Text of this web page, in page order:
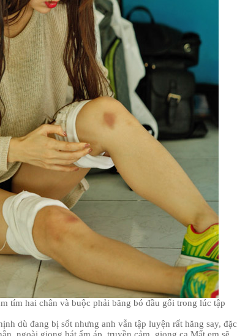
tím hai chân và buộc phải băng bó đầu gối trong lúc tập
dù đang bị sốt nhưng anh vẫn tập luyện rất hăng say, đặc